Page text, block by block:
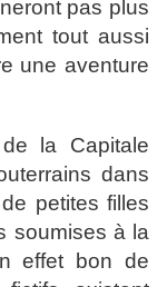
pas plus
tout aussi
une aventure
de la Capitale
dans
petites filles
soumises à la
effet bon de